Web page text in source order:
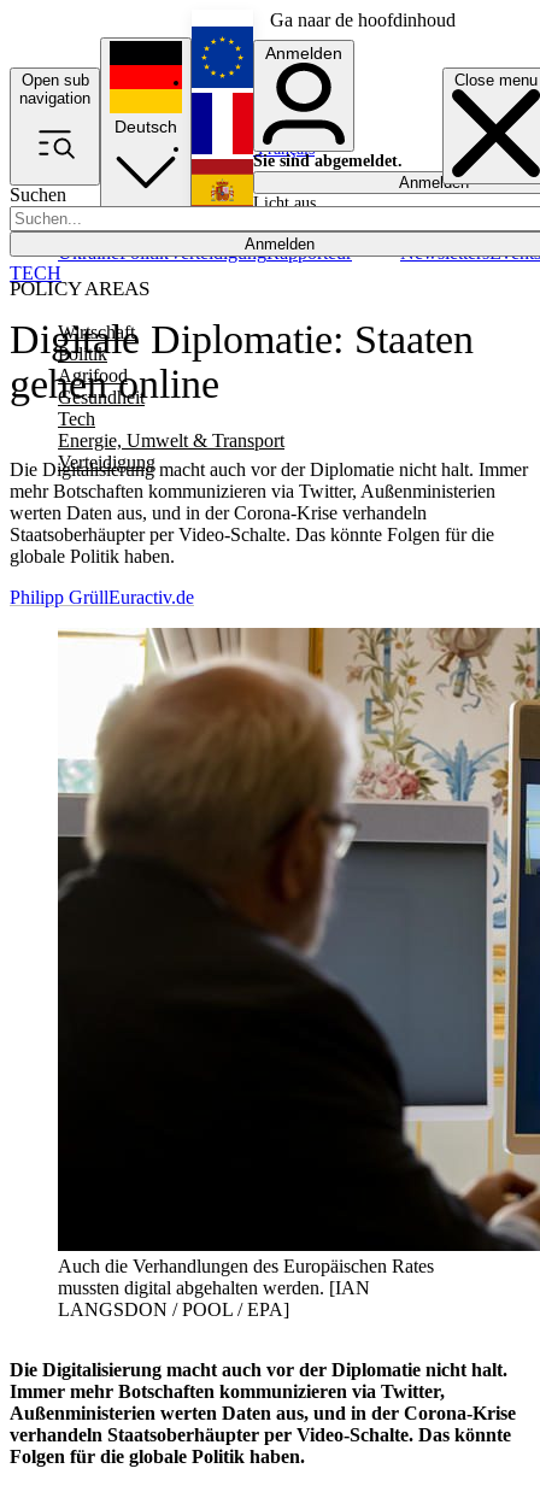
Ga naar de hoofdinhoud
Open sub
navigation
Close menu
Suchen
Anmelden
POLICY AREAS
Wirtschaft
Politik
Agrifood
Gesundheit
Tech
Energie, Umwelt & Transport
Verteidigung
UkrainePolitikVerteidigungRapporteur NewslettersEvents
Deutsch
English
Français
Anmelden
Sie sind abgemeldet.
Anmelden
Licht aus
Digitale Diplomatie: Staaten
gehen online
Die Digitalisierung macht auch vor der Diplomatie nicht halt. Immer
mehr Botschaften kommunizieren via Twitter, Außenministerien
werten Daten aus, und in der Corona-Krise verhandeln
Staatsoberhäupter per Video-Schalte. Das könnte Folgen für die
globale Politik haben.
TECH
Philipp GrüllEuractiv.de
Auch die Verhandlungen des Europäischen Rates
mussten digital abgehalten werden. [IAN
LANGSDON / POOL / EPA]
Die Digitalisierung macht auch vor der Diplomatie nicht halt.
Immer mehr Botschaften kommunizieren via Twitter,
Außenministerien werten Daten aus, und in der Corona-Krise
verhandeln Staatsoberhäupter per Video-Schalte. Das könnte
Folgen für die globale Politik haben.